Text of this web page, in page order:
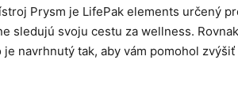
Prysm je LifePak elements určený
sledujú svoju cestu za wellness.
navrhnutý tak, aby vám pomohol